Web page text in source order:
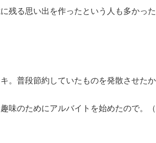
残る思い出を作ったという人も多かっ
。普段節約していたものを発散させた
味のためにアルバイトを始めたので。